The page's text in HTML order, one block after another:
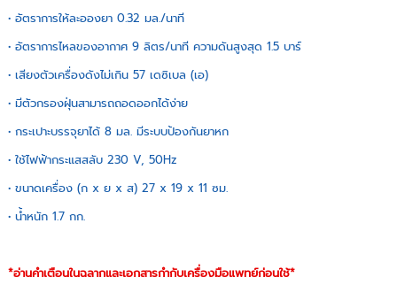
• อัตราการให้ละอองยา 0.32 มล./นาที
• อัตราการไหลของอากาศ 9 ลิตร/นาที ความดันสูงสุด 1.5 บาร์
• เสียงตัวเครื่องดังไม่เกิน 57 เดซิเบล (เอ)
• มีตัวกรองฝุ่นสามารถถอดออกได้ง่าย
• กระเปาะบรรจุยาได้ 8 มล. มีระบบป้องกันยาหก
• ใช้ไฟฟ้ากระแสสลับ 230 V, 50Hz
• ขนาดเครื่อง (ก x ย x ส) 27 x 19 x 11 ซม.
• น้ำหนัก 1.7 กก.
*อ่านคำเตือนในฉลากและเอกสารกำกับเครื่องมือแพทย์ก่อนใช้*